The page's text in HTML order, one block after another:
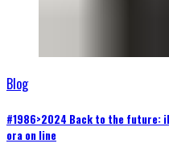
Blog
#1986>2024 Back to the future: il
ora on line